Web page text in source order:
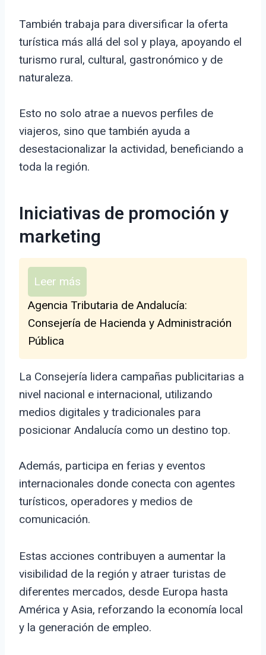
También trabaja para diversificar la oferta
turística más allá del sol y playa, apoyando el
turismo rural, cultural, gastronómico y de
naturaleza.
Esto no solo atrae a nuevos perfiles de
viajeros, sino que también ayuda a
desestacionalizar la actividad, beneficiando a
toda la región.
Iniciativas de promoción y
marketing
Leer más
Agencia Tributaria de Andalucía:
Consejería de Hacienda y Administración
Pública
La Consejería lidera campañas publicitarias a
nivel nacional e internacional, utilizando
medios digitales y tradicionales para
posicionar Andalucía como un destino top.
Además, participa en ferias y eventos
internacionales donde conecta con agentes
turísticos, operadores y medios de
comunicación.
Estas acciones contribuyen a aumentar la
visibilidad de la región y atraer turistas de
diferentes mercados, desde Europa hasta
América y Asia, reforzando la economía local
y la generación de empleo.